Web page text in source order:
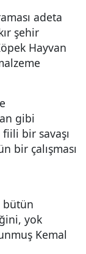
adeta
şehir
Hayvan
gibi
bir savaşı
bir çalışması
bütün
yok
Kemal